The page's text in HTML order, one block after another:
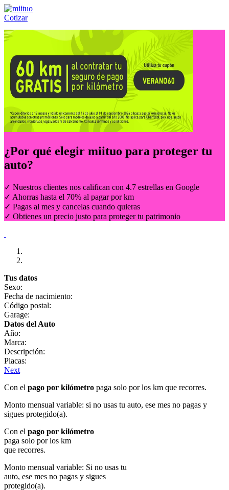
Cotizar
Llámanos al:(55) 84-21-05-00 ó
¿Por qué elegir miituo para proteger tu
auto?
✓ Nuestros clientes nos califican con 4.7 estrellas en Google
✓ Ahorras hasta el 70% al pagar por km
✓ Pagas al mes y cancelas cuando quieras
✓ Obtienes un precio justo para proteger tu patrimonio
Tus datos
Sexo:
Fecha de nacimiento:
Código postal:
Garage:
Datos del Auto
Año:
Marca:
Descripción:
Placas:
Next
Con el pago por kilómetro paga solo por los km que recorres.
Monto mensual variable: si no usas tu auto, ese mes no pagas y
sigues protegido(a).
Con el pago por kilómetro
paga solo por los km
que recorres.
Monto mensual variable: Si no usas tu
auto, ese mes no pagas y sigues
protegido(a).